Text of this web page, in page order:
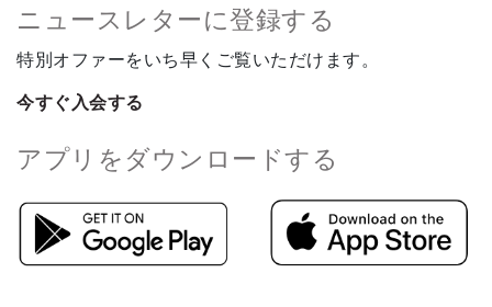
ニュースレターに登録する
特別オファーをいち早くご覧いただけます。
今すぐ入会する
アプリをダウンロードする